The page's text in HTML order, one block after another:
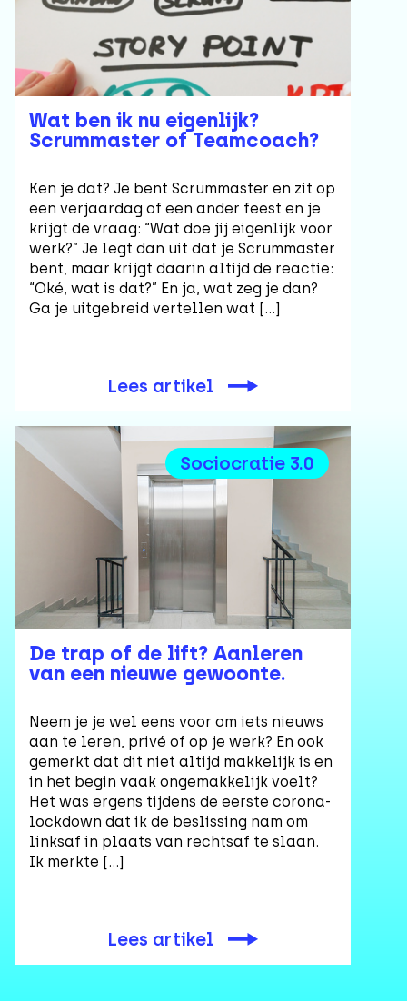
Wat ben ik nu eigenlijk?
Scrummaster of Teamcoach?
Ken je dat? Je bent Scrummaster en zit op
een verjaardag of een ander feest en je
krijgt de vraag: “Wat doe jij eigenlijk voor
werk?” Je legt dan uit dat je Scrummaster
bent, maar krijgt daarin altijd de reactie:
“Oké, wat is dat?” En ja, wat zeg je dan?
Ga je uitgebreid vertellen wat […]
Lees artikel
Sociocratie 3.0
De trap of de lift? Aanleren
van een nieuwe gewoonte.
Neem je je wel eens voor om iets nieuws
aan te leren, privé of op je werk? En ook
gemerkt dat dit niet altijd makkelijk is en
in het begin vaak ongemakkelijk voelt?
Het was ergens tijdens de eerste corona-
lockdown dat ik de beslissing nam om
linksaf in plaats van rechtsaf te slaan.
Ik merkte […]
Lees artikel